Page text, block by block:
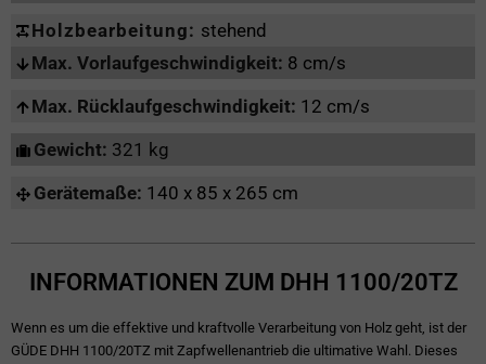
Holzbearbeitung: stehend
Max. Vorlaufgeschwindigkeit: 8 cm/s
Max. Rücklaufgeschwindigkeit: 12 cm/s
Gewicht: 321 kg
Gerätemaße: 140 x 85 x 265 cm
INFORMATIONEN ZUM DHH 1100/20TZ
Wenn es um die effektive und kraftvolle Verarbeitung von Holz geht, ist der
GÜDE DHH 1100/20TZ mit Zapfwellenantrieb die ultimative Wahl. Dieses